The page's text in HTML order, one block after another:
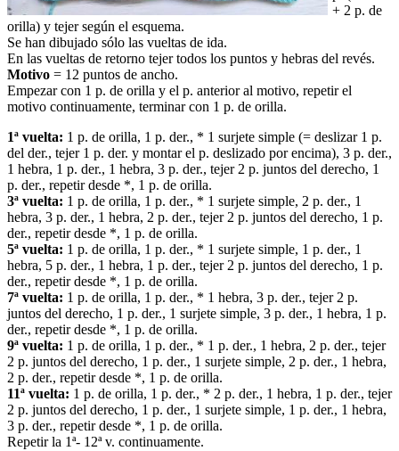
+ 2 p. de
orilla) y tejer según el esquema.
Se han dibujado sólo las vueltas de ida.
En las vueltas de retorno tejer todos los puntos y hebras del revés.
Motivo = 12 puntos de ancho.
Empezar con 1 p. de orilla y el p. anterior al motivo, repetir el
motivo continuamente, terminar con 1 p. de orilla.
1ª vuelta: 1 p. de orilla, 1 p. der., * 1 surjete simple (= deslizar 1 p.
del der., tejer 1 p. der. y montar el p. deslizado por encima), 3 p. der.,
1 hebra, 1 p. der., 1 hebra, 3 p. der., tejer 2 p. juntos del derecho, 1
p. der., repetir desde *, 1 p. de orilla.
3ª vuelta: 1 p. de orilla, 1 p. der., * 1 surjete simple, 2 p. der., 1
hebra, 3 p. der., 1 hebra, 2 p. der., tejer 2 p. juntos del derecho, 1 p.
der., repetir desde *, 1 p. de orilla.
5ª vuelta: 1 p. de orilla, 1 p. der., * 1 surjete simple, 1 p. der., 1
hebra, 5 p. der., 1 hebra, 1 p. der., tejer 2 p. juntos del derecho, 1 p.
der., repetir desde *, 1 p. de orilla.
7ª vuelta: 1 p. de orilla, 1 p. der., * 1 hebra, 3 p. der., tejer 2 p.
juntos del derecho, 1 p. der., 1 surjete simple, 3 p. der., 1 hebra, 1 p.
der., repetir desde *, 1 p. de orilla.
9ª vuelta: 1 p. de orilla, 1 p. der., * 1 p. der., 1 hebra, 2 p. der., tejer
2 p. juntos del derecho, 1 p. der., 1 surjete simple, 2 p. der., 1 hebra,
2 p. der., repetir desde *, 1 p. de orilla.
11ª vuelta: 1 p. de orilla, 1 p. der., * 2 p. der., 1 hebra, 1 p. der., tejer
2 p. juntos del derecho, 1 p. der., 1 surjete simple, 1 p. der., 1 hebra,
3 p. der., repetir desde *, 1 p. de orilla.
Repetir la 1ª- 12ª v. continuamente.